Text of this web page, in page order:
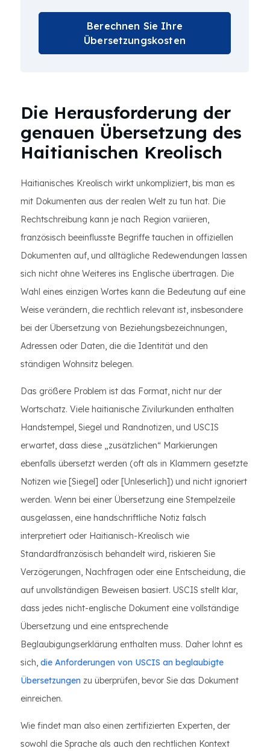
Berechnen Sie Ihre
Übersetzungskosten
Die Herausforderung der
genauen Übersetzung des
Haitianischen Kreolisch
Haitianisches Kreolisch wirkt unkompliziert, bis man es
mit Dokumenten aus der realen Welt zu tun hat. Die
Rechtschreibung kann je nach Region variieren,
französisch beeinflusste Begriffe tauchen in offiziellen
Dokumenten auf, und alltägliche Redewendungen lassen
sich nicht ohne Weiteres ins Englische übertragen. Die
Wahl eines einzigen Wortes kann die Bedeutung auf eine
Weise verändern, die rechtlich relevant ist, insbesondere
bei der Übersetzung von Beziehungsbezeichnungen,
Adressen oder Daten, die die Identität und den
ständigen Wohnsitz belegen.
Das größere Problem ist das Format, nicht nur der
Wortschatz. Viele haitianische Zivilurkunden enthalten
Handstempel, Siegel und Randnotizen, und USCIS
erwartet, dass diese „zusätzlichen“ Markierungen
ebenfalls übersetzt werden (oft als in Klammern gesetzte
Notizen wie [Siegel] oder [Unleserlich]) und nicht ignoriert
werden. Wenn bei einer Übersetzung eine Stempelzeile
ausgelassen, eine handschriftliche Notiz falsch
interpretiert oder Haitianisch-Kreolisch wie
Standardfranzösisch behandelt wird, riskieren Sie
Verzögerungen, Nachfragen oder eine Entscheidung, die
auf unvollständigen Beweisen basiert. USCIS stellt klar,
dass jedes nicht-englische Dokument eine vollständige
Übersetzung und eine entsprechende
Beglaubigungserklärung enthalten muss. Daher lohnt es
sich, die Anforderungen von USCIS an beglaubigte
Übersetzungen zu überprüfen, bevor Sie das Dokument
einreichen.
Wie findet man also einen zertifizierten Experten, der
sowohl die Sprache als auch den rechtlichen Kontext